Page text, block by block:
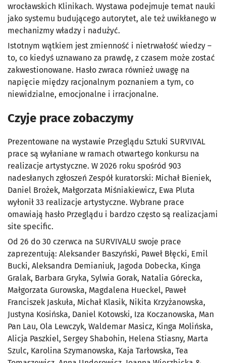
wrocławskich Klinikach. Wystawa podejmuje temat nauki
jako systemu budującego autorytet, ale też uwikłanego w
mechanizmy władzy i nadużyć.
Istotnym wątkiem jest zmienność i nietrwałość wiedzy –
to, co kiedyś uznawano za prawdę, z czasem może zostać
zakwestionowane. Hasło zwraca również uwagę na
napięcie między racjonalnym poznaniem a tym, co
niewidzialne, emocjonalne i irracjonalne.
Czyje prace zobaczymy
Prezentowane na wystawie Przeglądu Sztuki SURVIVAL
prace są wyłaniane w ramach otwartego konkursu na
realizacje artystyczne. W 2026 roku spośród 903
nadesłanych zgłoszeń Zespół kuratorski: Michał Bieniek,
Daniel Brożek, Małgorzata Miśniakiewicz, Ewa Pluta
wyłonił 33 realizacje artystyczne. Wybrane prace
omawiają hasło Przeglądu i bardzo często są realizacjami
site specific.
Od 26 do 30 czerwca na SURVIVALU swoje prace
zaprezentują: Aleksander Baszyński, Paweł Błęcki, Emil
Bucki, Aleksandra Demianiuk, Jagoda Dobecka, Kinga
Gralak, Barbara Gryka, Sylwia Gorak, Natalia Górecka,
Małgorzata Gurowska, Magdalena Hueckel, Paweł
Franciszek Jaskuła, Michał Klasik, Nikita Krzyżanowska,
Justyna Kosińska, Daniel Kotowski, Iza Koczanowska, Man
Pan Lau, Ola Lewczyk, Waldemar Masicz, Kinga Molińska,
Alicja Paszkiel, Sergey Shabohin, Helena Stiasny, Marta
Szulc, Karolina Szymanowska, Kaja Tarłowska, Tea